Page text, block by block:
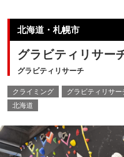
北海道・札幌市
グラビティリサー
グラビティリサーチ
クライミング グラビティリサー
北海道